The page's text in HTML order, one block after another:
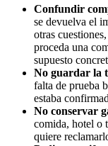
Confundir
se devuelva el
otras
proceda una
supuesto
No guardar la
falta de prueba
estaba
No conservar
comida, hotel o
quiere